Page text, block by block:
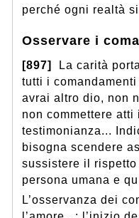
perché ogni realtà
Osservare i
[897]
La carità
tutti i
avrai altro dio, non
non commettere
testimonianza...
bisogna scendere
sussistere il
persona umana e
L’osservanza dei